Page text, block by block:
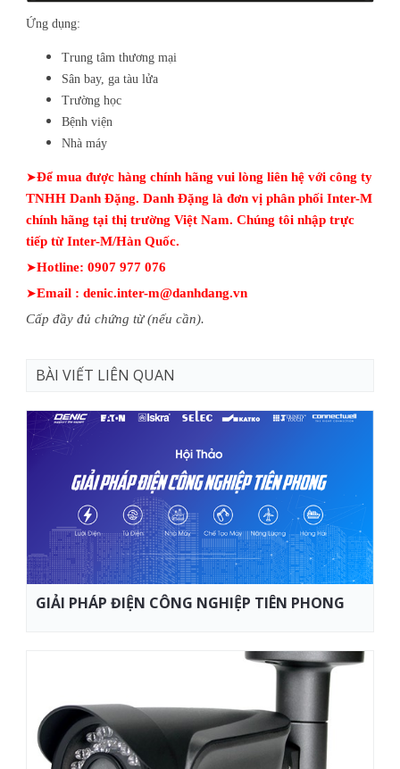
Ứng dụng:
Trung tâm thương mại
Sân bay, ga tàu lửa
Trường học
Bệnh viện
Nhà máy
➤Để mua được hàng chính hãng vui lòng liên hệ với công ty
TNHH Danh Đặng. Danh Đặng là đơn vị phân phối Inter-M
chính hãng tại thị trường Việt Nam. Chúng tôi nhập trực
tiếp từ Inter-M/Hàn Quốc.
➤Hotline: 0907 977 076
➤Email : denic.inter-m@danhdang.vn
Cấp đầy đủ chứng từ (nếu cần).
BÀI VIẾT LIÊN QUAN
GIẢI PHÁP ĐIỆN CÔNG NGHIỆP TIÊN PHONG